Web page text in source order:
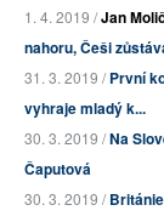
1. 4. 2019 /Jan
nahoru, Češi
31. 3. 2019 /První
vyhraje mladý k...
30. 3. 2019 /Na
Čaputová
30. 3. 2019 /